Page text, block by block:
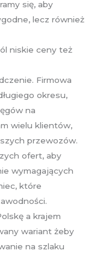
się, aby
lecz również
niskie ceny też
Firmowa
okresu,
na
wielu klientów,
przewozów.
ofert, aby
wymagających
które
a krajem
wariant żeby
na szlaku